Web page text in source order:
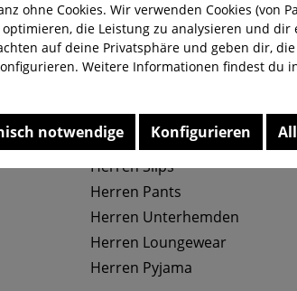
Kostenloser Versand ab 29,-€
Top Kategorien
Herren Slips
Herren Pants
Herren Unterhemden
Herren Loungewear
Herren Pyjama
ohne Cookies. Wir verwenden Cookies (von
die Leistung zu analysieren und dir
auf deine Privatsphäre und geben dir,
Weitere Informationen findest du
notwendige Konfigurieren